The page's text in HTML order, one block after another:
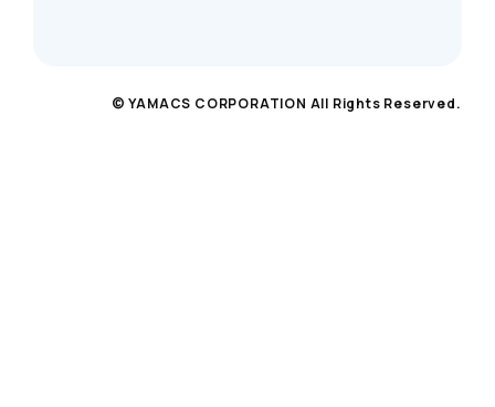
© YAMACS CORPORATION All Rights Reserved.